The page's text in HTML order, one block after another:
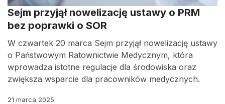
Sejm przyjął nowelizację ustawy o PRM
bez poprawki o SOR
W czwartek 20 marca Sejm przyjął nowelizację ustawy
o Państwowym Ratownictwie Medycznym, która
wprowadza istotne regulacje dla środowiska oraz
zwiększa wsparcie dla pracowników medycznych.
21 marca 2025